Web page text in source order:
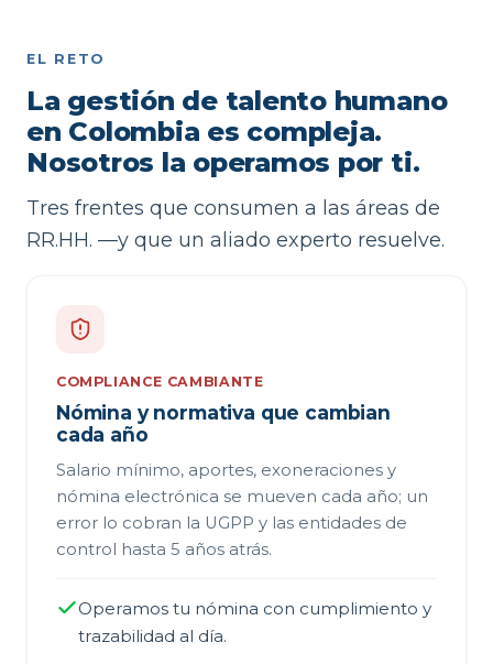
EL RETO
La gestión de talento humano
en Colombia es compleja.
Nosotros la operamos por ti.
Tres frentes que consumen a las áreas de
RR.HH. —y que un aliado experto resuelve.
COMPLIANCE CAMBIANTE
Nómina y normativa que cambian
cada año
Salario mínimo, aportes, exoneraciones y
nómina electrónica se mueven cada año; un
error lo cobran la UGPP y las entidades de
control hasta 5 años atrás.
Operamos tu nómina con cumplimiento y
trazabilidad al día.